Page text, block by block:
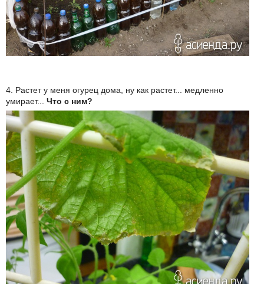
4. Растет у меня огурец дома, ну как растет... медленно
умирает... Что с ним?